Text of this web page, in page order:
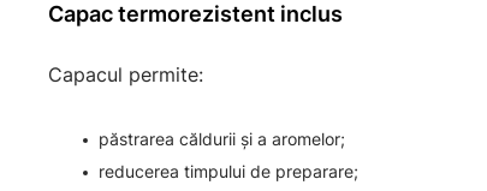
Capac termorezistent inclus
Capacul permite:
păstrarea căldurii și a aromelor;
reducerea timpului de preparare;